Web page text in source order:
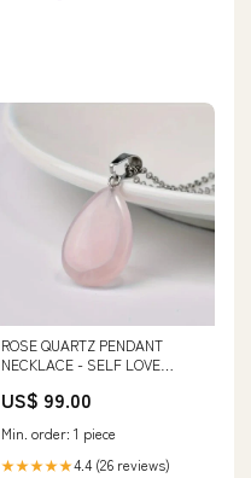
ROSE QUARTZ PENDANT
NECKLACE - SELF LOVE
STICKS
US$ 99.00
Min. order: 1 piece
★★★★★4.4 (26 reviews)